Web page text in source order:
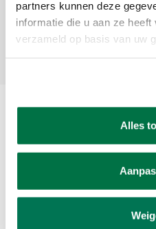
partners kunnen deze
informatie die u aan ze
verzameld op basis van uw
Alles
Van den Broek Biljarts staat voor